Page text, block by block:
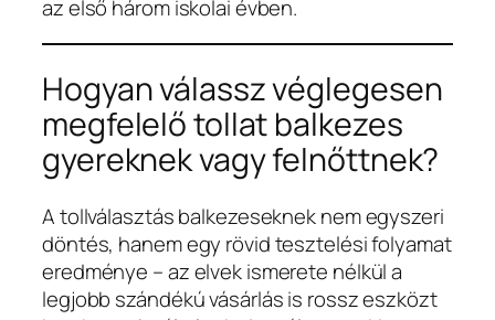
az első három iskolai évben.
Hogyan válassz véglegesen
megfelelő tollat balkezes
gyereknek vagy felnőttnek?
A tollválasztás balkezeseknek nem egyszeri
döntés, hanem egy rövid tesztelési folyamat
eredménye – az elvek ismerete nélkül a
legjobb szándékú vásárlás is rossz eszközt